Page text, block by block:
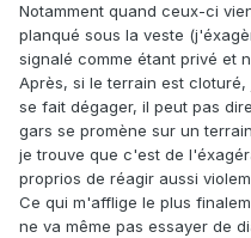
Notamment quand ceux-ci
planqué sous la veste
signalé comme étant privé et
Après, si le terrain est
se fait dégager, il peut pas
gars se promène sur un
je trouve que c'est de
proprios de réagir aussi
Ce qui m'afflige le plus
ne va même pas essayer de